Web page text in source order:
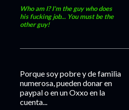
Who am I? I'm the guy who does
his fucking job... You must be the
other guy!
Porque soy pobre y de familia
numerosa, pueden donar en
paypal o en un Oxxo en la
cuenta...